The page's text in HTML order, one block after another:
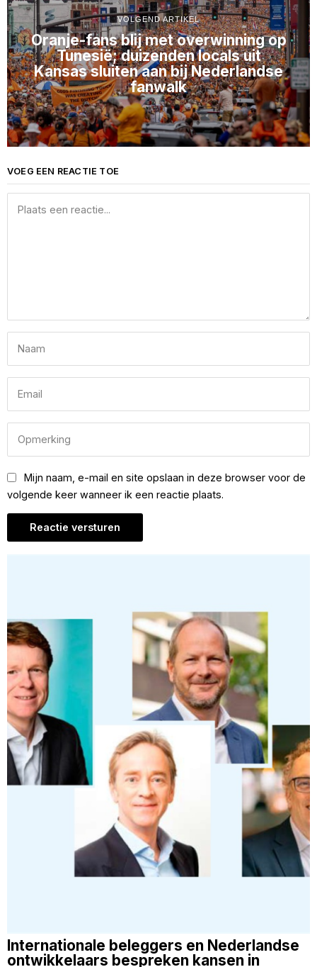
VOLGEND ARTIKEL
Oranje-fans blij met overwinning op
Tunesië; duizenden locals uit
Kansas sluiten aan bij Nederlandse
fanwalk
VOEG EEN REACTIE TOE
Mijn naam, e-mail en site opslaan in deze browser voor de
volgende keer wanneer ik een reactie plaats.
Internationale beleggers en Nederlandse
ontwikkelaars bespreken kansen in